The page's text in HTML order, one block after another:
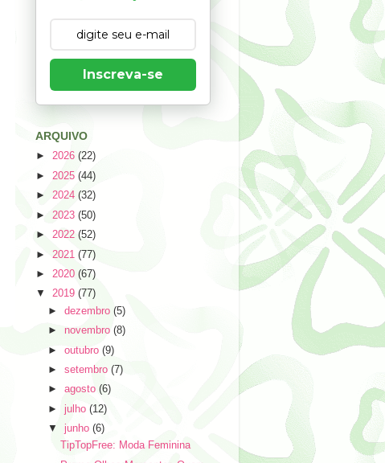
Inscreva-se
ARQUIVO
► 2026 (22)
► 2025 (44)
► 2024 (32)
► 2023 (50)
► 2022 (52)
► 2021 (77)
► 2020 (67)
▼ 2019 (77)
►dezembro(5)
► novembro(8)
►outubro(9)
►setembro(7)
►agosto(6)
► julho(12)
▼junho(6)
TipTopFree: Moda Feminina